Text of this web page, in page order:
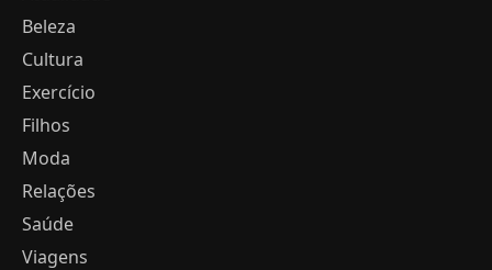
Beleza
Cultura
Exercício
Filhos
Moda
Relações
Saúde
Viagens